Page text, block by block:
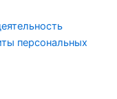
персональных